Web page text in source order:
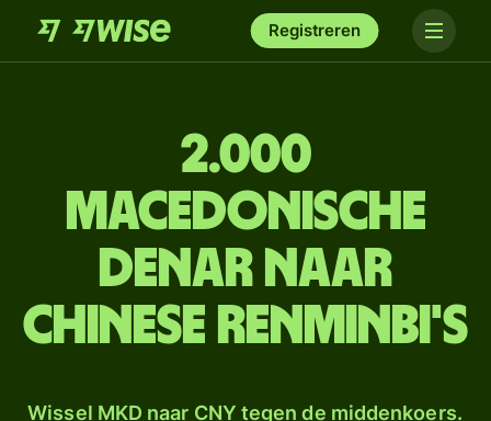
Registreren
2.000
Macedonische
denar naar
Chinese renminbi's
Wissel MKD naar CNY tegen de middenkoers.